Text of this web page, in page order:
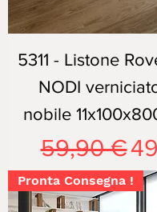
5311 - Listone
NODI
nobile
Prezzo
59,90 €
Pronta Consegna !